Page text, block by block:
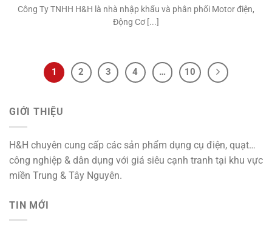
Công Ty TNHH H&H là nhà nhập khẩu và phân phối Motor điện,
Động Cơ [...]
1 2 3 4 … 10
GIỚI THIỆU
H&H chuyên cung cấp các sản phẩm dụng cụ điện, quạt…
công nghiệp & dân dụng với giá siêu cạnh tranh tại khu vực
miền Trung & Tây Nguyên.
TIN MỚI